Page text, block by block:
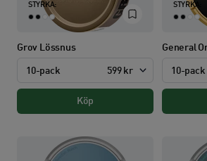
STYRKA:
Grov Lössnus
10-pack 599 kr
Köp
STYRKA:
General
10-pack